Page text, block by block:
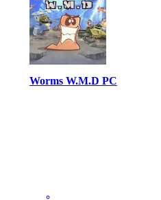
Worms W.M.D PC